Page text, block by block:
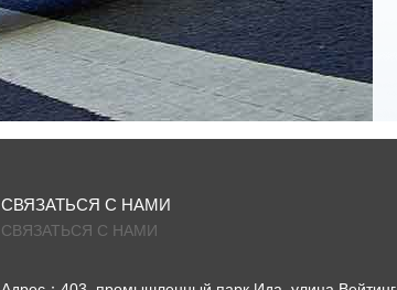
СВЯЗАТЬСЯ С НАМИ
СВЯЗАТЬСЯ С НАМИ